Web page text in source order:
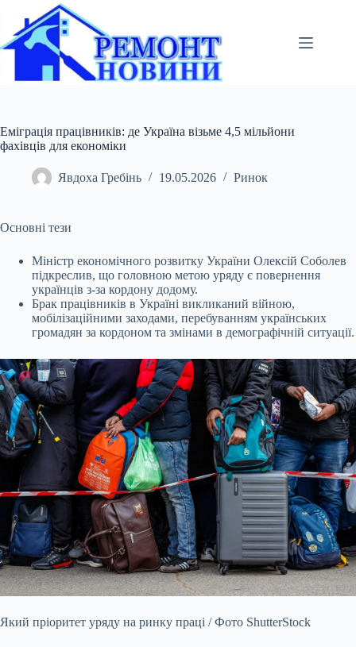
вмісту
Еміграція працівників: де Україна візьме 4,5 мільйони
фахівців для економіки
Явдоха Гребінь 19.05.2026 Ринок
Основні тези
Міністр економічного розвитку України Олексій Соболев
підкреслив, що головною метою уряду є повернення
українців з-за кордону додому.
Брак працівників в Україні викликаний війною,
мобілізаційними заходами, перебуванням українських
громадян за кордоном та змінами в демографічній ситуації.
Який пріоритет уряду на ринку праці / Фото ShutterStock